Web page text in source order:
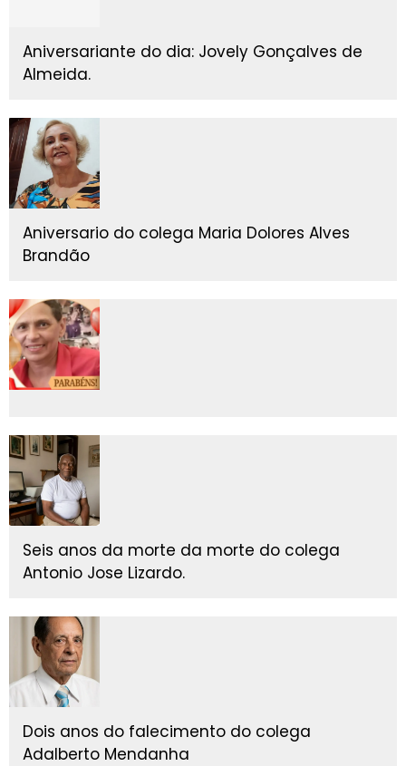
Aniversariante do dia: Jovely Gonçalves de
Almeida.
Aniversario do colega Maria Dolores Alves
Brandão
Seis anos da morte da morte do colega
Antonio Jose Lizardo.
Dois anos do falecimento do colega
Adalberto Mendanha